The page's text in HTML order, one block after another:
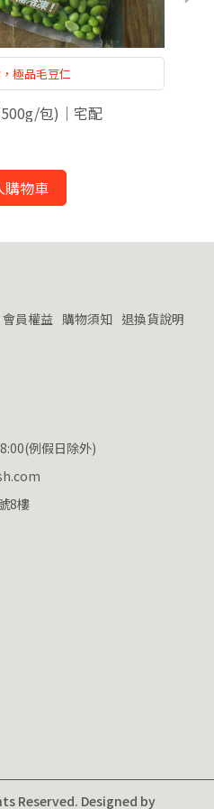
極品毛豆仁
包)｜宅配
購物車
會員權益 購物須知 退換貨說明
例假日除外)
8樓
Reserved. Designed by